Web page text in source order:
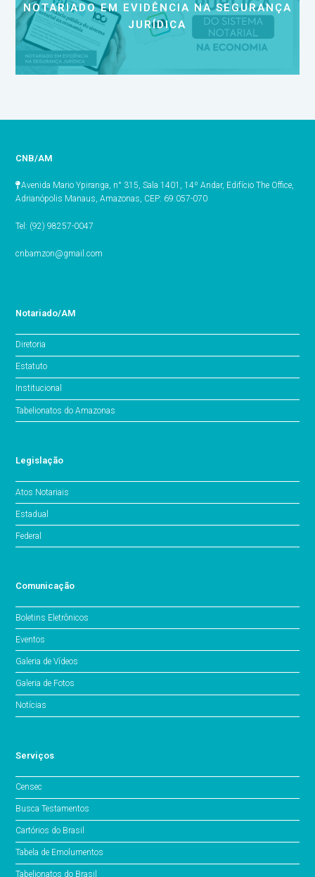
NOTARIADO EM EVIDÊNCIA NA SEGURANÇA
JURÍDICA
CNB/AM
Avenida Mario Ypiranga, n° 315, Sala 1401, 14º Andar, Edifício The Office,
Adrianópolis Manaus, Amazonas, CEP: 69.057-070
Tel: (92) 98257-0047
cnbamzon@gmail.com
Notariado/AM
Diretoria
Estatuto
Institucional
Tabelionatos do Amazonas
Legislação
Atos Notariais
Estadual
Federal
Comunicação
Boletins Eletrônicos
Eventos
Galeria de Vídeos
Galeria de Fotos
Notícias
Serviços
Censec
Busca Testamentos
Cartórios do Brasil
Tabela de Emolumentos
Tabelionatos do Brasil